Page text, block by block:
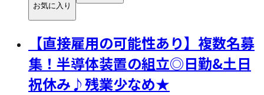
お気に入り
【直接雇用の可能性あり】複数名募
集！半導体装置の組立◎日勤&土日
祝休み♪残業少なめ★